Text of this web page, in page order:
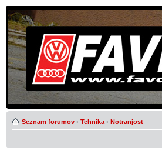
Seznam forumov ‹ Tehnika ‹ Notranjost